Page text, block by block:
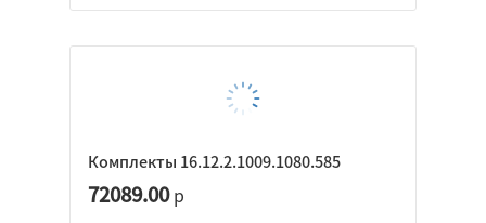
Комплекты 16.12.2.1009.1080.585
72089.00р